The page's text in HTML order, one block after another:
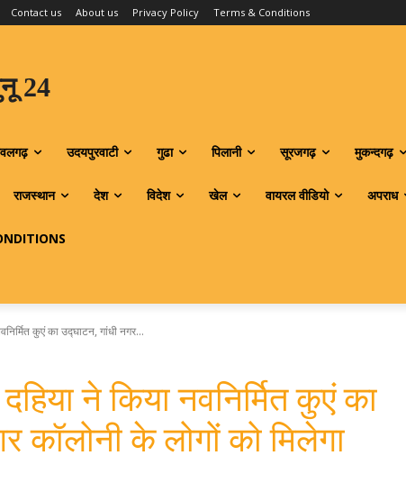
Contact us About us Privacy Policy Terms & Conditions
24
उदयपुरवाटी गुढा पिलानी सूरजगढ़ मुकन्दगढ़
राजस्थान देश विदेश खेल वायरल वीडियो अपराध
कुएं का उद्घाटन, गांधी नगर...
ने किया नवनिर्मित कुएं का
कॉलोनी के लोगों को मिलेगा